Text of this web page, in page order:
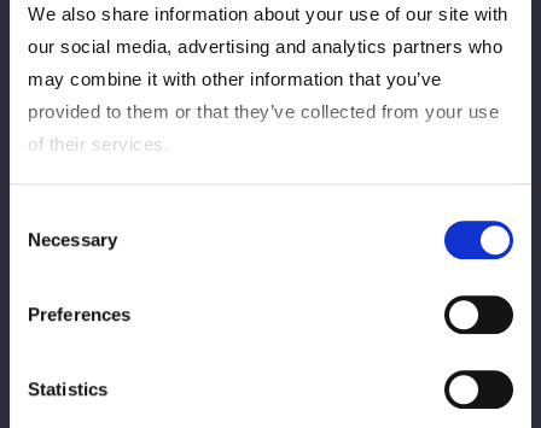
We also share information about your use of our site with
our social media, advertising and analytics partners who
may combine it with other information that you’ve
provided to them or that they’ve collected from your use
of their services.
Selection
Necessary
Preferences
Statistics
ってガムシャラにもがいて、死に物狂いで上がってくるのかはオ
マエ次第なんだよ。オマエ、頑張れよ」
八神「言われなくてもわかってるよ！ 私はこのスターダムのリ
ングが世界で一番のリングだと思ってる。だからこそ今日アナタ
にＳａｒｅｅｅに負けたのがメチャクチャ悔しい！ 私はここに
たこと、本当に本当に感謝しています。本当にありがとうござい
八神が一礼しＳａｒｅｅｅが歩み寄る。八神はＳａｒｅｅｅを突
き飛ばす。Ｓａｒｅｅｅが張り手を打つと、八神が張り返す。Ｓ
下の八神を抱き寄せると、リングへ上がる。
朱里「ただいま！ Ｓａｒｅｅｅ、待たせたね。ＩＷＧＰ（女